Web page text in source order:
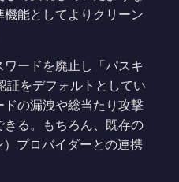
能としてよりクリーン
ードを廃止し「パスキ
証をデフォルトとしてい
の漏洩や総当たり攻撃
る。もちろん、既存の
プロバイダーとの連携